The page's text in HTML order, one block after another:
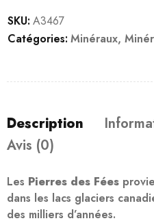
SKU: A3467
Catégories: Minéraux,
Description
Avis (0)
Les Pierres des Fées
dans les lacs glaciers
des milliers d’années.